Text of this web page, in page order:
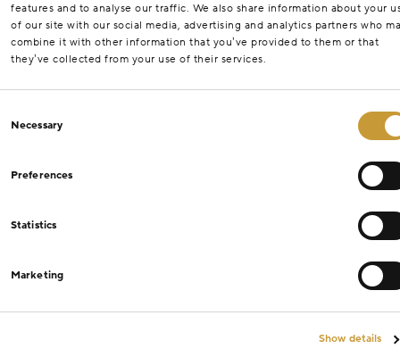
features and to analyse our traffic. We also share information about your
of our site with our social media, advertising and analytics partners who
combine it with other information that you’ve provided to them or that
they’ve collected from your use of their services.
Selection
Necessary
Preferences
Statistics
Marketing
Show details